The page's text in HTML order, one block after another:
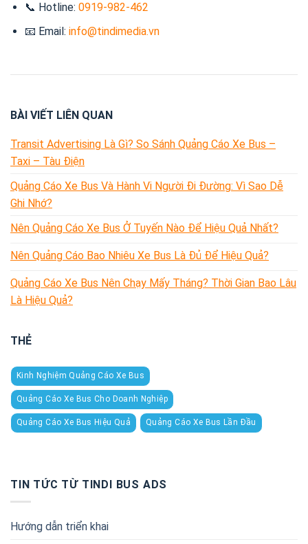
📞 Hotline: 0919-982-462
📧 Email: info@tindimedia.vn
BÀI VIẾT LIÊN QUAN
Transit Advertising Là Gì? So Sánh Quảng Cáo Xe Bus –
Taxi – Tàu Điện
Quảng Cáo Xe Bus Và Hành Vi Người Đi Đường: Vì Sao Dễ
Ghi Nhớ?
Nên Quảng Cáo Xe Bus Ở Tuyến Nào Để Hiệu Quả Nhất?
Nên Quảng Cáo Bao Nhiêu Xe Bus Là Đủ Để Hiệu Quả?
Quảng Cáo Xe Bus Nên Chạy Mấy Tháng? Thời Gian Bao Lâu
Là Hiệu Quả?
THẺ
Kinh Nghiệm Quảng Cáo Xe Bus
Quảng Cáo Xe Bus Cho Doanh Nghiệp
Quảng Cáo Xe Bus Hiệu Quả Quảng Cáo Xe Bus Lần Đầu
TIN TỨC TỪ TINDI BUS ADS
Hướng dẫn triển khai